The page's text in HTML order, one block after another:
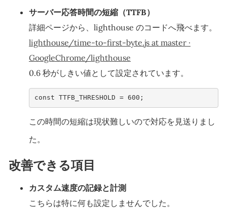
サーバー応答時間の短縮（TTFB）
詳細ページから、lighthouse のコードへ飛べます。
lighthouse/time-to-first-byte.js at master ·
GoogleChrome/lighthouse
0.6 秒がしきい値として設定されています。
const TTFB_THRESHOLD = 600 ;
この時間の短縮は現状難しいので対応を見送りまし
た。
改善できる項目
カスタム速度の記録と計測
こちらは特に何も設定しませんでした。